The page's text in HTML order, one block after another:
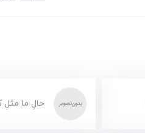
حالِ ما مثلِ